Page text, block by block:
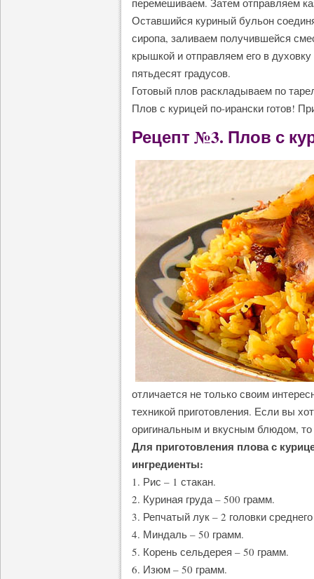
перемешиваем. Затем отправляем
Оставшийся куриный бульон
сиропа, заливаем получившейся
крышкой и отправляем его в
пятьдесят градусов.
Готовый плов раскладываем по
Плов с курицей по-ирански готов!
Рецепт №3. Плов с
отличается не только своим
техникой приготовления. Если вы
оригинальным и вкусным блюдом, то
Для приготовления плова с
ингредиенты:
1. Рис – 1 стакан.
2. Куриная груда – 500 грамм.
3. Репчатый лук – 2 головки
4. Миндаль – 50 грамм.
5. Корень сельдерея – 50 грамм.
6. Изюм – 50 грамм.